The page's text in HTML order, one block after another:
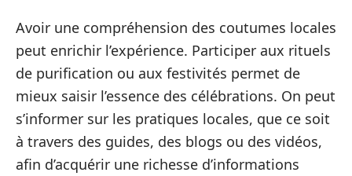
Avoir une compréhension des coutumes locales
peut enrichir l’expérience. Participer aux rituels
de purification ou aux festivités permet de
mieux saisir l’essence des célébrations. On peut
s’informer sur les pratiques locales, que ce soit
à travers des guides, des blogs ou des vidéos,
afin d’acquérir une richesse d’informations